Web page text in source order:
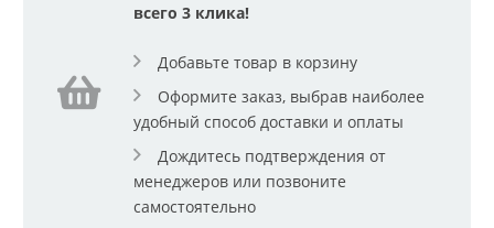
всего 3 клика!
Добавьте товар в корзину
Оформите заказ, выбрав наиболее
удобный способ доставки и оплаты
Дождитесь подтверждения от
менеджеров или позвоните
самостоятельно